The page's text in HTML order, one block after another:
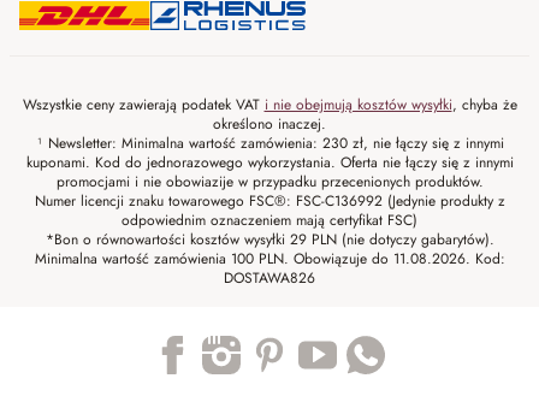
Wszystkie ceny zawierają podatek VAT i nie obejmują kosztów wysyłki, chyba że
określono inaczej.
¹ Newsletter: Minimalna wartość zamówienia: 230 zł, nie łączy się z innymi
kuponami. Kod do jednorazowego wykorzystania. Oferta nie łączy się z innymi
promocjami i nie obowiazije w przypadku przecenionych produktów.
Numer licencji znaku towarowego FSC®: FSC-C136992 (Jedynie produkty z
odpowiednim oznaczeniem mają certyfikat FSC)
*Bon o równowartości kosztów wysyłki 29 PLN (nie dotyczy gabarytów).
Minimalna wartość zamówienia 100 PLN. Obowiązuje do 11.08.2026. Kod:
DOSTAWA826